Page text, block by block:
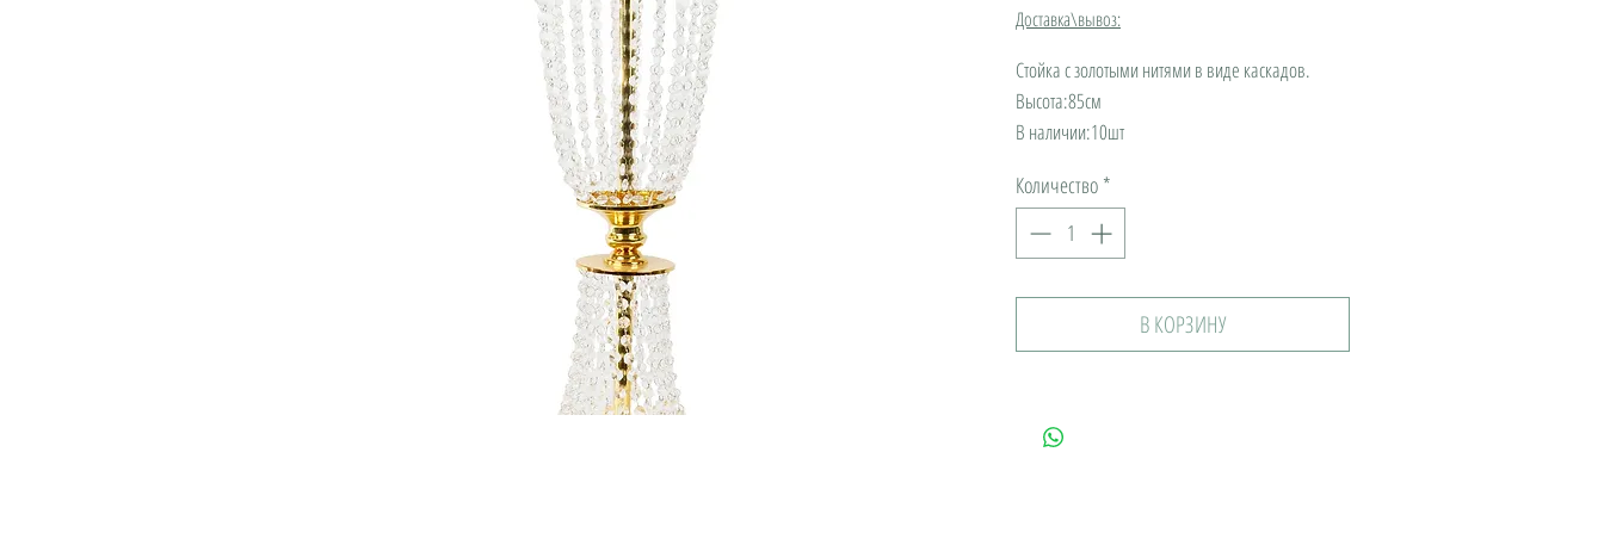
Доставка\вывоз:
Стойка с золотыми нитями в виде каскадов.
Высота:85см
В наличии:10шт
Количество *
В КОРЗИНУ